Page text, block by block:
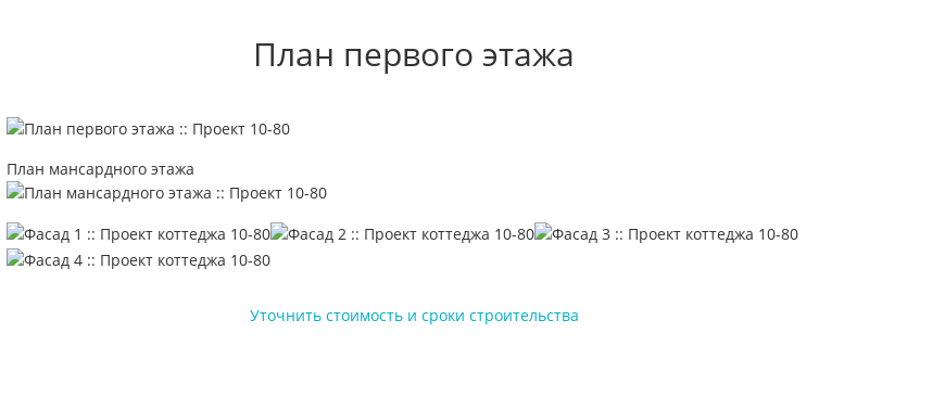
План первого этажа
План мансардного этажа
Уточнить стоимость и сроки строительства